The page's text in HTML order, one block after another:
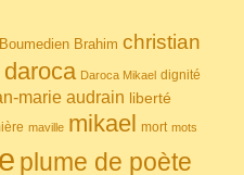
Boumedien Brahim christian
daroca Daroca Mikael dignité
marie audrain liberté
maville mikael mort mots
plume de poète